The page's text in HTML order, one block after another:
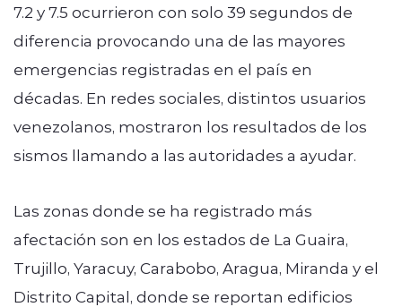
7.2 y 7.5 ocurrieron con solo 39 segundos de
diferencia provocando una de las mayores
emergencias registradas en el país en
décadas. En redes sociales, distintos usuarios
venezolanos, mostraron los resultados de los
sismos llamando a las autoridades a ayudar.
Las zonas donde se ha registrado más
afectación son en los estados de La Guaira,
Trujillo, Yaracuy, Carabobo, Aragua, Miranda y el
Distrito Capital, donde se reportan edificios